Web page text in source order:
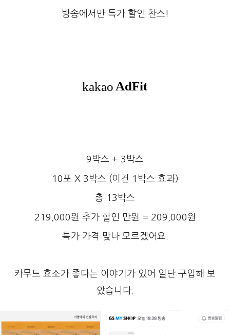
방송에서만 특가 할인 찬스!
9박스 + 3박스
10포 X 3박스 (이건 1박스 효과)
총 13박스
219,000원 추가 할인 만원 = 209,000원
특가 가격 맞나 모르겠어요.
카무트 효소가 좋다는 이야기가 있어 일단 구입해 보
았습니다.